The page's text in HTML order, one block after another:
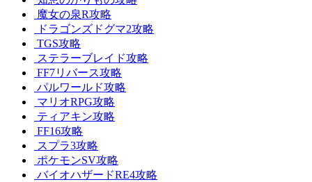
魔女の泉R攻略
ドラゴンズドグマ2攻略
TGS攻略
ステラーブレイド攻略
FF7リバース攻略
パルワールド攻略
マリオRPG攻略
ティアキン攻略
FF16攻略
スプラ3攻略
ポケモンSV攻略
バイオハザードRE4攻略